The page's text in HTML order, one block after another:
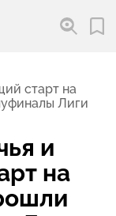
старт на
Лиги
и
на